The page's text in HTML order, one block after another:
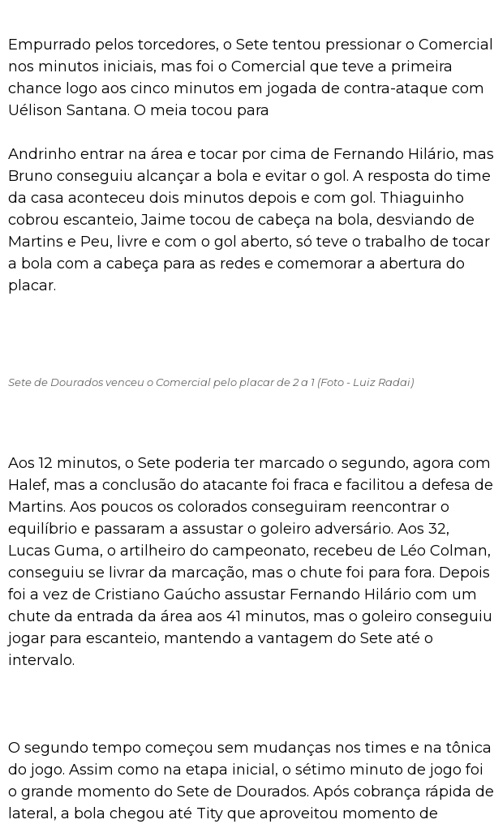
Empurrado pelos torcedores, o Sete tentou pressionar o Comercial
nos minutos iniciais, mas foi o Comercial que teve a primeira
chance logo aos cinco minutos em jogada de contra-ataque com
Uélison Santana. O meia tocou para
Andrinho entrar na área e tocar por cima de Fernando Hilário, mas
Bruno conseguiu alcançar a bola e evitar o gol. A resposta do time
da casa aconteceu dois minutos depois e com gol. Thiaguinho
cobrou escanteio, Jaime tocou de cabeça na bola, desviando de
Martins e Peu, livre e com o gol aberto, só teve o trabalho de tocar
a bola com a cabeça para as redes e comemorar a abertura do
placar.
Sete de Dourados venceu o Comercial pelo placar de 2 a 1 (Foto - Luiz Radai)
Aos 12 minutos, o Sete poderia ter marcado o segundo, agora com
Halef, mas a conclusão do atacante foi fraca e facilitou a defesa de
Martins. Aos poucos os colorados conseguiram reencontrar o
equilíbrio e passaram a assustar o goleiro adversário. Aos 32,
Lucas Guma, o artilheiro do campeonato, recebeu de Léo Colman,
conseguiu se livrar da marcação, mas o chute foi para fora. Depois
foi a vez de Cristiano Gaúcho assustar Fernando Hilário com um
chute da entrada da área aos 41 minutos, mas o goleiro conseguiu
jogar para escanteio, mantendo a vantagem do Sete até o
intervalo.
O segundo tempo começou sem mudanças nos times e na tônica
do jogo. Assim como na etapa inicial, o sétimo minuto de jogo foi
o grande momento do Sete de Dourados. Após cobrança rápida de
lateral, a bola chegou até Tity que aproveitou momento de